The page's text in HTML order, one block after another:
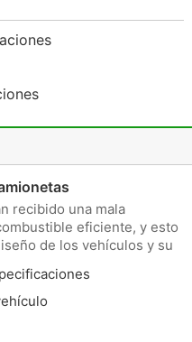
recibido una mala
eficiente, y esto
de los vehículos y su
familiar. Dicho esto, el